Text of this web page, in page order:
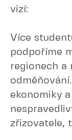
vizí:
Více
podpoříme
regionech a
ekonomiky
zřizovatele,